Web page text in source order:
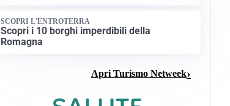
SCOPRI L'ENTROTERRA
Scopri i 10 borghi imperdibili della
Romagna
Apri Turismo Netweek